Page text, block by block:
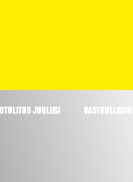
JUHLIISI VASTUULLISUUS